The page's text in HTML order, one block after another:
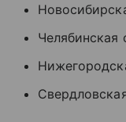
Челябинская